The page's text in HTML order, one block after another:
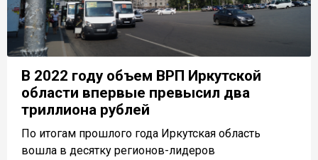
В 2022 году объем ВРП Иркутской
области впервые превысил два
триллиона рублей
По итогам прошлого года Иркутская область
вошла в десятку регионов-лидеров